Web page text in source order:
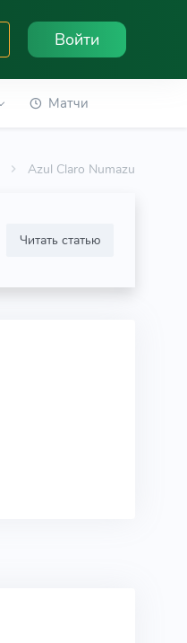
Войти
Матчи
Azul Claro Numazu
Читать статью